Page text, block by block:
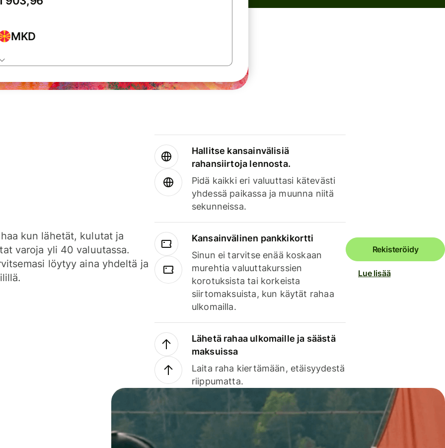
MKD
kun lähetät, kulutat ja
varoja yli 40 valuutassa.
löytyy aina yhdeltä ja
Hallitse kansainvälisiä
rahansiirtoja lennosta.
Pidä kaikki eri valuuttasi kätevästi
yhdessä paikassa ja muunna niitä
sekunneissa.
Kansainvälinen pankkikortti
Sinun ei tarvitse enää koskaan
murehtia valuuttakurssien
korotuksista tai korkeista
siirtomaksuista, kun käytät rahaa
ulkomailla.
Lähetä rahaa ulkomaille ja säästä
maksuissa
Laita raha kiertämään, etäisyydestä
riippumatta.
Rekisteröidy
Lue lisää